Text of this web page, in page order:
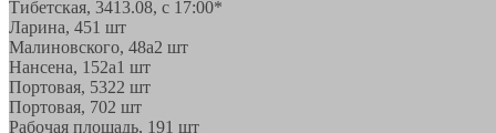
Тибетская, 3413.08, с 17:00*
Ларина, 451 шт
Малиновского, 48а2 шт
Нансена, 152а1 шт
Портовая, 5322 шт
Портовая, 702 шт
Рабочая площадь, 191 шт